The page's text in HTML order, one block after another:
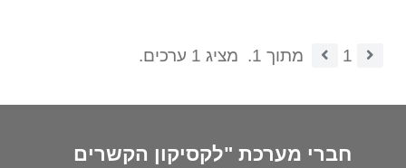
1 מתוך 1. מציג 1 ערכים.
חברי מערכת "לקסיקון הקשרים